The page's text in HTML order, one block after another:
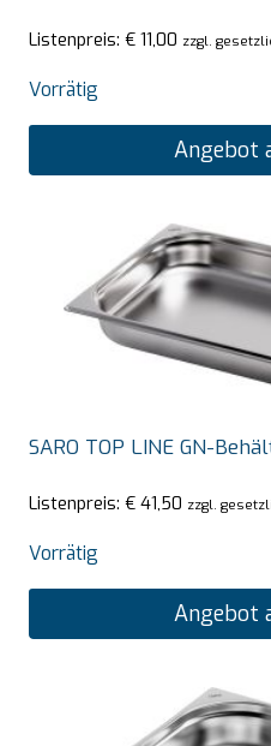
Listenpreis: € 11,00 zzgl.
Vorrätig
Angebot
SARO TOP LINE GN-
Listenpreis: € 41,50 zzgl.
Vorrätig
Angebot